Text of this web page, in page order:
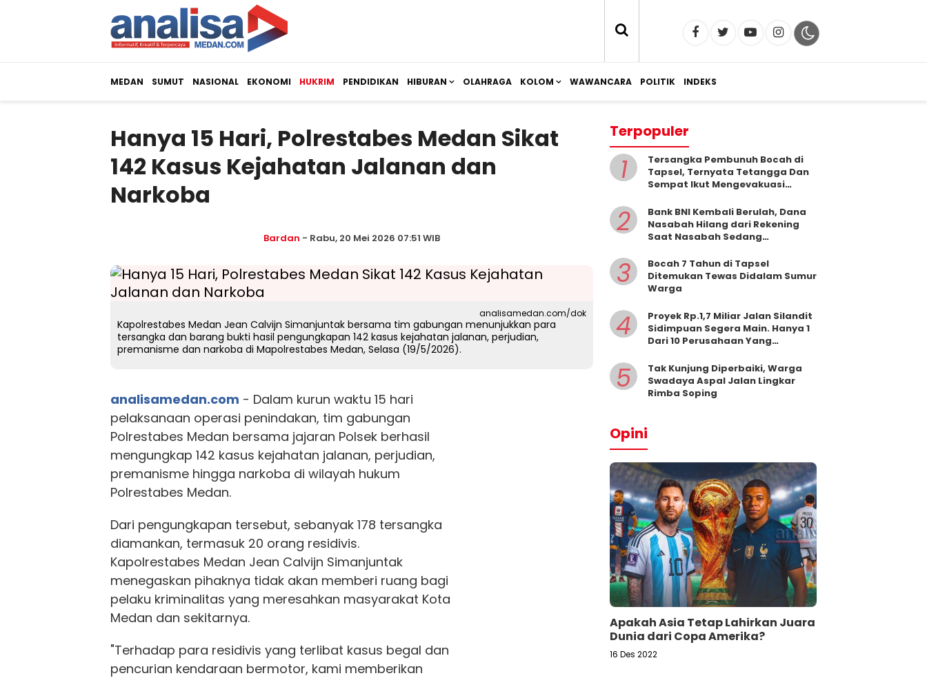
MEDAN SUMUT NASIONAL EKONOMI HUKRIM PENDIDIKAN HIBURAN OLAHRAGA KOLOM WAWANCARA POLITIK INDEKS
Hanya 15 Hari, Polrestabes Medan Sikat
142 Kasus Kejahatan Jalanan dan
Narkoba
Bardan - Rabu, 20 Mei 2026 07:51 WIB
analisamedan.com/dok
Kapolrestabes Medan Jean Calvijn Simanjuntak bersama tim gabungan menunjukkan para
tersangka dan barang bukti hasil pengungkapan 142 kasus kejahatan jalanan, perjudian,
premanisme dan narkoba di Mapolrestabes Medan, Selasa (19/5/2026).
analisamedan.com - Dalam kurun waktu 15 hari
pelaksanaan operasi penindakan, tim gabungan
Polrestabes Medan bersama jajaran Polsek berhasil
mengungkap 142 kasus kejahatan jalanan, perjudian,
premanisme hingga narkoba di wilayah hukum
Polrestabes Medan.
Dari pengungkapan tersebut, sebanyak 178 tersangka
diamankan, termasuk 20 orang residivis.
Kapolrestabes Medan Jean Calvijn Simanjuntak
menegaskan pihaknya tidak akan memberi ruang bagi
pelaku kriminalitas yang meresahkan masyarakat Kota
Medan dan sekitarnya.
"Terhadap para residivis yang terlibat kasus begal dan
pencurian kendaraan bermotor, kami memberikan
Terpopuler
1
Tersangka Pembunuh Bocah di
Tapsel, Ternyata Tetangga Dan
Sempat Ikut Mengevakuasi
2
Bank BNI Kembali Berulah, Dana
Nasabah Hilang dari Rekening
Saat Nasabah Sedang
3
Bocah 7 Tahun di Tapsel
Ditemukan Tewas Didalam Sumur
Warga
4
Proyek Rp.1,7 Miliar Jalan Silandit
Sidimpuan Segera Main. Hanya 1
Dari 10 Perusahaan Yang
5
Tak Kunjung Diperbaiki, Warga
Swadaya Aspal Jalan Lingkar
Rimba Soping
Opini
Apakah Asia Tetap Lahirkan Juara
Dunia dari Copa Amerika?
16 Des 2022